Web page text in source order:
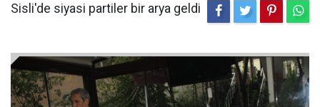
Sisli'de siyasi partiler bir arya geldi